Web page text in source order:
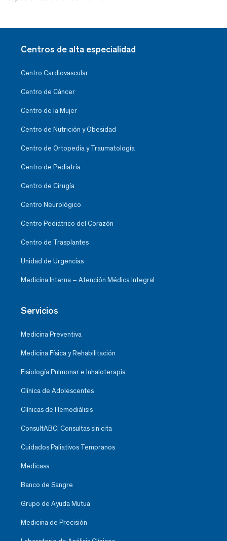
Centros de alta especialidad
Centro Cardiovascular
Centro de Cáncer
Centro de la Mujer
Centro de Nutrición y Obesidad
Centro de Ortopedia y Traumatología
Centro de Pediatría
Centro de Cirugía
Centro Neurológico
Centro Pediátrico del Corazón
Centro de Trasplantes
Unidad de Urgencias
Medicina Interna – Atención Médica Integral
Servicios
Medicina Preventiva
Medicina Física y Rehabilitación
Fisiología Pulmonar e Inhaloterapia
Clínica de Adolescentes
Clínicas de Hemodiálisis
ConsultABC: Consultas sin cita
Cuidados Paliativos Tempranos
Medicasa
Banco de Sangre
Grupo de Ayuda Mutua
Medicina de Precisión